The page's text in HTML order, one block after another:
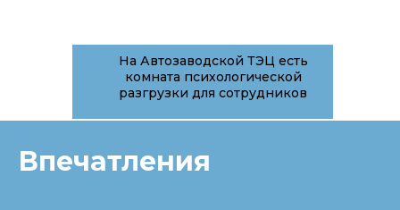
На Автозаводской ТЭЦ есть
комната психологической
разгрузки для сотрудников
Впечатления